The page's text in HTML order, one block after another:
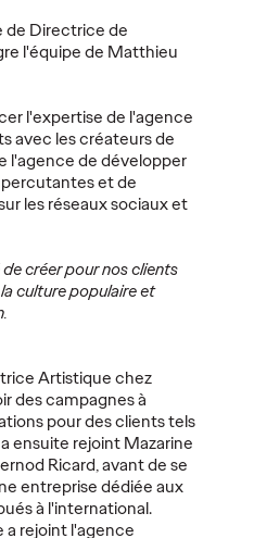
de Directrice de
l'équipe de Matthieu
l'expertise de l'agence
avec les créateurs de
l'agence de développer
et de
les réseaux sociaux et
créer pour nos clients
culture populaire et
Artistique chez
des campagnes à
pour des clients tels
ensuite rejoint Mazarine
Ricard, avant de se
entreprise dédiée aux
à l'international.
rejoint l'agence
Barrouk
Head of
prend la direction
chez Ogilvy
six années
et d'un parcours
de l'agence,…
Face